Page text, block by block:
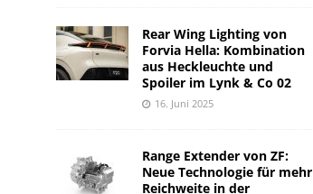
Rear Wing Lighting von
Forvia Hella: Kombination
aus Heckleuchte und
Spoiler im Lynk & Co 02
16. Juni 2025
Range Extender von ZF:
Neue Technologie für mehr
Reichweite in der